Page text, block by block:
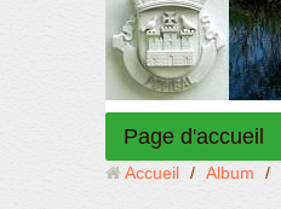
Page d'accueil
Accueil / Album /